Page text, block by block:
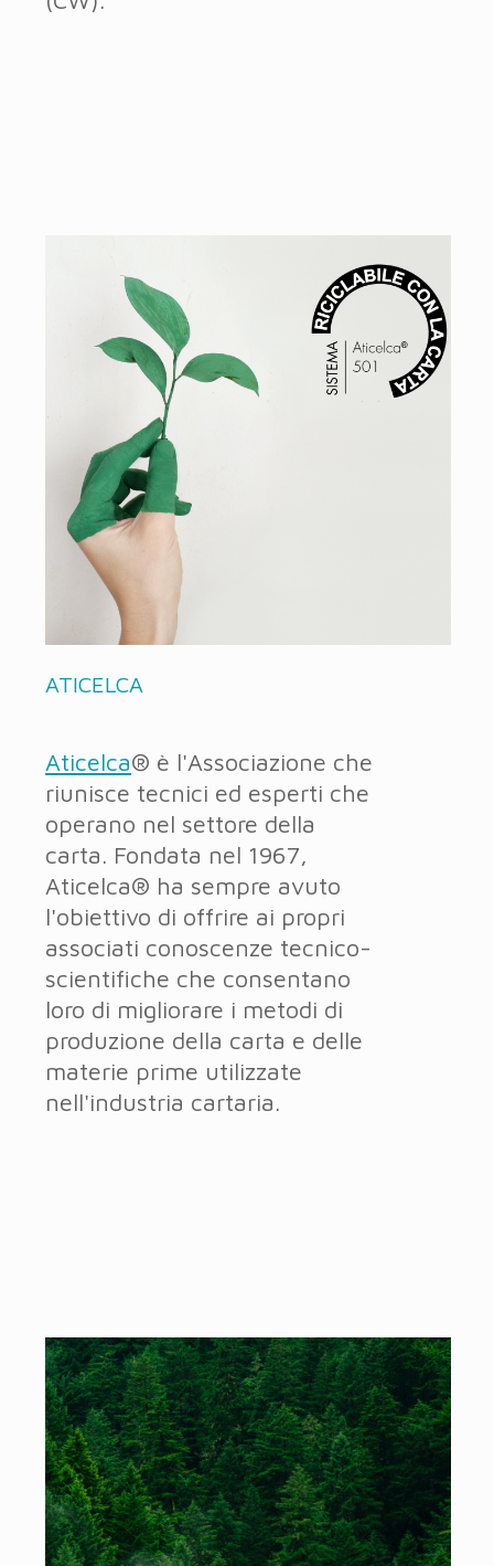
ATICELCA
Aticelca® è l'Associazione che
riunisce tecnici ed esperti che
operano nel settore della
carta. Fondata nel 1967,
Aticelca® ha sempre avuto
l'obiettivo di offrire ai propri
associati conoscenze tecnico-
scientifiche che consentano
loro di migliorare i metodi di
produzione della carta e delle
materie prime utilizzate
nell'industria cartaria.